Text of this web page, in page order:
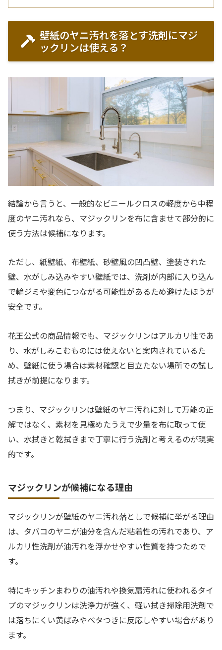
壁紙のヤニ汚れを落とす洗剤にマジ
ックリンは使える？
結論から言うと、一般的なビニールクロスの軽度から中程
度のヤニ汚れなら、マジックリンを布に含ませて部分的に
使う方法は候補になります。
ただし、紙壁紙、布壁紙、砂壁風の凹凸壁、塗装された
壁、水がしみ込みやすい壁紙では、洗剤が内部に入り込ん
で輪ジミや変色につながる可能性があるため避けたほうが
安全です。
花王公式の商品情報でも、マジックリンはアルカリ性であ
り、水がしみこむものには使えないと案内されているた
め、壁紙に使う場合は素材確認と目立たない場所での試し
拭きが前提になります。
つまり、マジックリンは壁紙のヤニ汚れに対して万能の正
解ではなく、素材を見極めたうえで少量を布に取って使
い、水拭きと乾拭きまで丁寧に行う洗剤と考えるのが現実
的です。
マジックリンが候補になる理由
マジックリンが壁紙のヤニ汚れ落としで候補に挙がる理由
は、タバコのヤニが油分を含んだ粘着性の汚れであり、ア
ルカリ性洗剤が油汚れを浮かせやすい性質を持つためで
す。
特にキッチンまわりの油汚れや換気扇汚れに使われるタイ
プのマジックリンは洗浄力が強く、軽い拭き掃除用洗剤で
は落ちにくい黄ばみやベタつきに反応しやすい場合があり
ます。